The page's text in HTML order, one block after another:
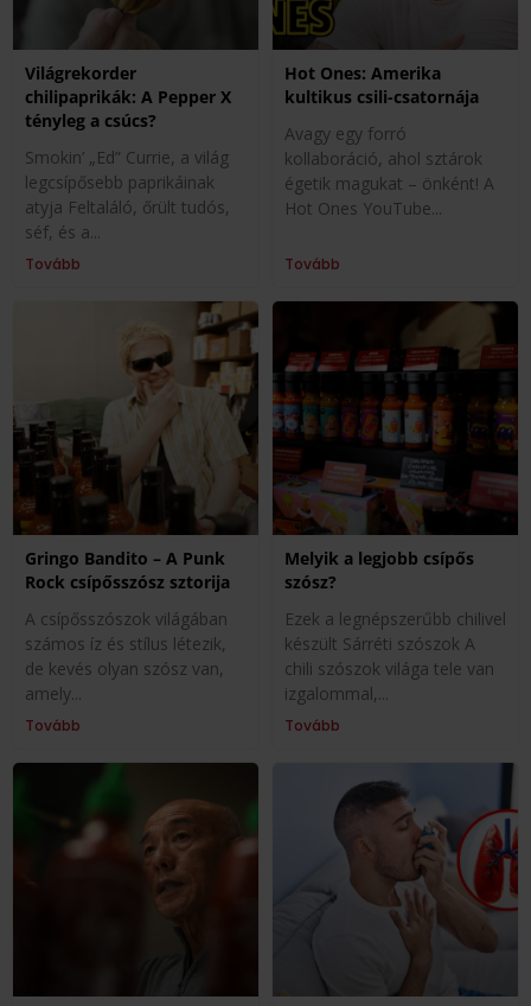
Világrekorder
chilipaprikák: A Pepper X
tényleg a csúcs?
Smokin’ „Ed” Currie, a világ
legcsípősebb paprikáinak
atyja Feltaláló, őrült tudós,
séf, és a
Tovább
Hot Ones: Amerika
kultikus csili-csatornája
Avagy egy forró
kollaboráció, ahol sztárok
égetik magukat – önként! A
Hot Ones YouTube
Tovább
Gringo Bandito – A Punk
Rock csípősszósz sztorija
A csípősszószok világában
számos íz és stílus létezik,
de kevés olyan szósz van,
amely
Tovább
Melyik a legjobb csípős
szósz?
Ezek a legnépszerűbb chilivel
készült Sárréti szószok A
chili szószok világa tele van
izgalommal,
Tovább